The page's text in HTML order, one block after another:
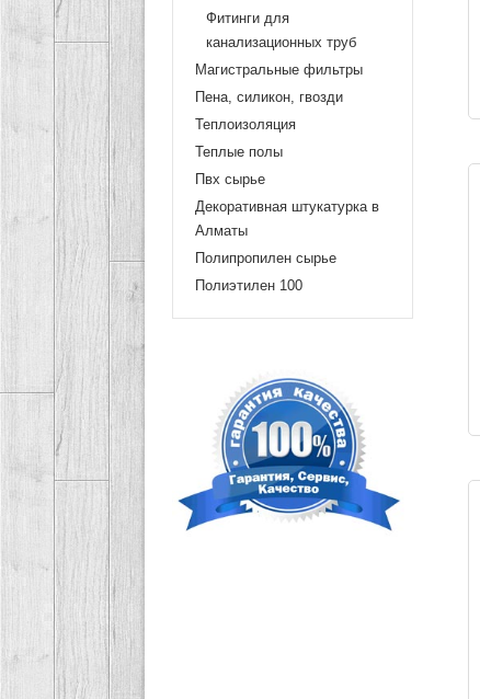
Фитинги для
канализационных труб
Магистральные фильтры
Пена, силикон, гвозди
Теплоизоляция
Теплые полы
Пвх сырье
Декоративная штукатурка в
Алматы
Полипропилен сырье
Полиэтилен 100